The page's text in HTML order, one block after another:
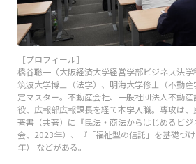
［プロフィール］
橋谷聡一（大阪経済大学経営学部ビジネス法学
筑波大学博士（法学）、明海大学修士（不動
定マスター。不動産会社、一般社団法人不動
役、広報部広報課長を経て本学入職。専攻は、
著書（共著）に『民法・商法からはじめるビ
会、2023年）、『「福祉型の信託」を基礎づ
年） などがある。